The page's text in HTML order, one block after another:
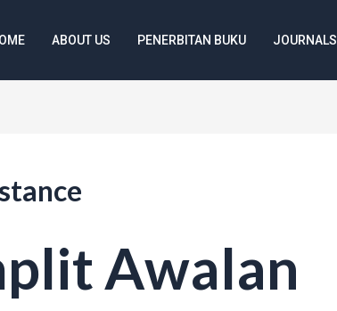
ABOUT US PENERBITAN BUKU JOURNALS
Awalan